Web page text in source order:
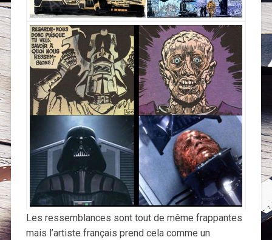
Les ressemblances sont tout de même frappantes
mais l’artiste français prend cela comme un